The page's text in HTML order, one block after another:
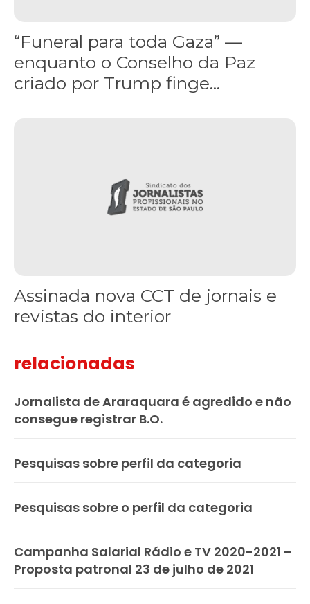
“Funeral para toda Gaza” —
enquanto o Conselho da Paz
criado por Trump finge...
Assinada nova CCT de jornais e
revistas do interior
relacionadas
Jornalista de Araraquara é agredido e não
consegue registrar B.O.
Pesquisas sobre perfil da categoria
Pesquisas sobre o perfil da categoria
Campanha Salarial Rádio e TV 2020-2021 –
Proposta patronal 23 de julho de 2021